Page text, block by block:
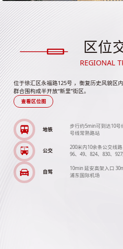
区位
REGIONAL
位于徐汇区永福路125号 ，衡复历史风貌区
群合围构成半开放“新里”街区。
查看区位图
地铁
步行约5min可到达10
号线常熟路站
公交
200米内10余条公交线路
96、49、824、830、
自驾
10min 延安高架入口
浦东国际机场